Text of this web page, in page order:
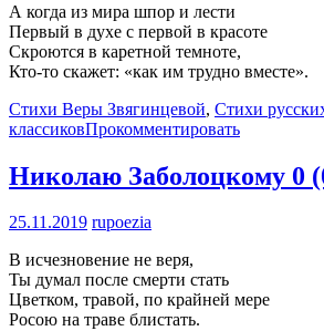
А когда из мира шпор и лести
Первый в духе с первой в красоте
Скроются в каретной темноте,
Кто-то скажет: «как им трудно вместе».
Стихи Веры Звягинцевой, Стихи
классиковПрокомментировать
Николаю Заболоцкому 0
25.11.2019 rupoezia
В исчезновение не веря,
Ты думал после смерти стать
Цветком, травой, по крайней мере
Росою на траве блистать.